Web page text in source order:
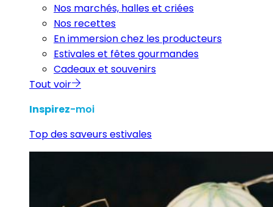
Nos marchés, halles et criées
Nos recettes
En immersion chez les producteurs
Estivales et fêtes gourmandes
Cadeaux et souvenirs
Tout voir
Inspirez-moi
Top des saveurs estivales